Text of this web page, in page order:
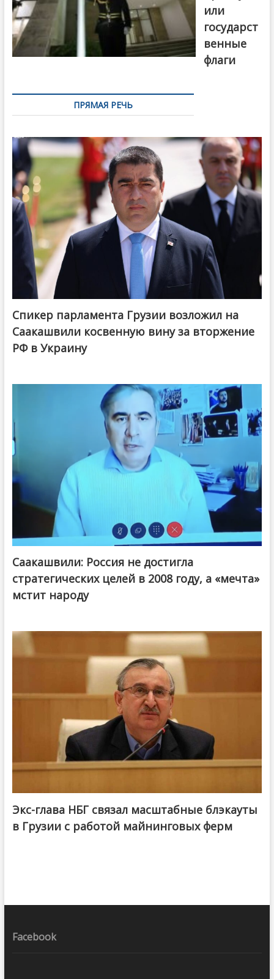
или
государст
венные
флаги
ПРЯМАЯ РЕЧЬ
Спикер парламента Грузии возложил на
Саакашвили косвенную вину за вторжение
РФ в Украину
Саакашвили: Россия не достигла
стратегических целей в 2008 году, а «мечта»
мстит народу
Экс-глава НБГ связал масштабные блэкауты
в Грузии с работой майнинговых ферм
Facebook